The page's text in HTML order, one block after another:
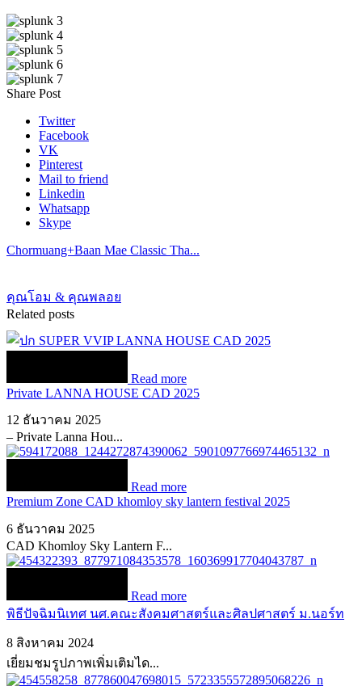
Share Post
Twitter
Facebook
VK
Pinterest
Mail to friend
Linkedin
Whatsapp
Skype
Chormuang+Baan Mae Classic Tha...
คุณโอม & คุณพลอย
Related posts
Read more
Private LANNA HOUSE CAD 2025
12 ธันวาคม 2025
– Private Lanna Hou...
Read more
Premium Zone CAD khomloy sky lantern festival 2025
6 ธันวาคม 2025
CAD Khomloy Sky Lantern F...
Read more
พิธีปัจฉิมนิเทศ นศ.คณะสังคมศาสตร์และศิลปศาสตร์ ม.นอร์ท
8 สิงหาคม 2024
เยี่ยมชมรูปภาพเพิ่มเติมได...